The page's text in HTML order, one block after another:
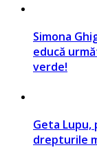
Simona
educă
verde!
Geta
drepturile